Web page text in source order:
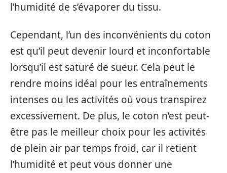
l’humidité de s’évaporer du tissu.
Cependant, l’un des inconvénients du coton
est qu’il peut devenir lourd et inconfortable
lorsqu’il est saturé de sueur. Cela peut le
rendre moins idéal pour les entraînements
intenses ou les activités où vous transpirez
excessivement. De plus, le coton n’est peut-
être pas le meilleur choix pour les activités
de plein air par temps froid, car il retient
l’humidité et peut vous donner une